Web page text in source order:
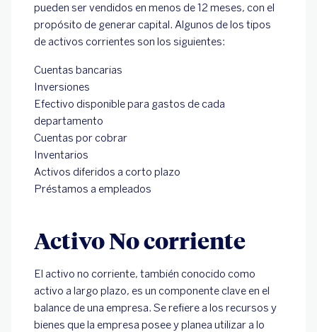
pueden ser vendidos en menos de 12 meses, con el
propósito de generar capital. Algunos de los tipos
de activos corrientes son los siguientes:
Cuentas bancarias
Inversiones
Efectivo disponible para gastos de cada
departamento
Cuentas por cobrar
Inventarios
Activos diferidos a corto plazo
Préstamos a empleados
Activo No corriente
El activo no corriente, también conocido como
activo a largo plazo, es un componente clave en el
balance de una empresa. Se refiere a los recursos y
bienes que la empresa posee y planea utilizar a lo